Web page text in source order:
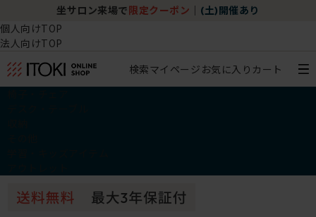
坐サロン来場で 限定クーポン (土)開催あり
個人向けTOP
法人向けTOP
検索マイページ お気に入り カート